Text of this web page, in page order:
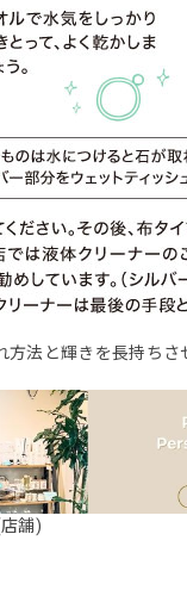
方法と輝きを長持ちさ
舗)